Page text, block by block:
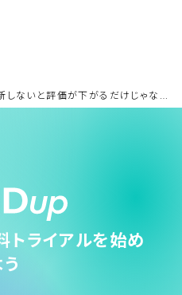
ライアルを始め
う